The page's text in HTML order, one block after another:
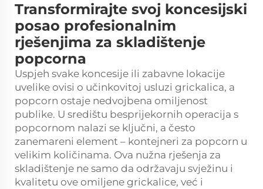
Transformirajte svoj koncesijski
posao profesionalnim
rješenjima za skladištenje
popcorna
Uspjeh svake koncesije ili zabavne lokacije
uvelike ovisi o učinkovitoj usluzi grickalica, a
popcorn ostaje nedvojbena omiljenost
publike. U središtu besprijekornih operacija s
popcornom nalazi se ključni, a često
zanemareni element – kontejneri za popcorn u
velikim količinama. Ova nužna rješenja za
skladištenje ne samo da održavaju svježinu i
kvalitetu ove omiljene grickalice, već i